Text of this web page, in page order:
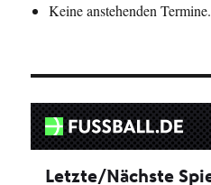
Keine anstehenden Termine.